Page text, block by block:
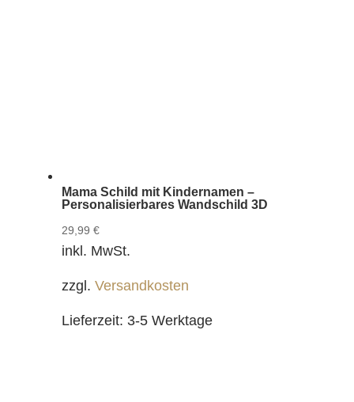
Mama Schild mit Kindernamen –
Personalisierbares Wandschild 3D
29,99 €
inkl. MwSt.
zzgl. Versandkosten
Lieferzeit: 3-5 Werktage